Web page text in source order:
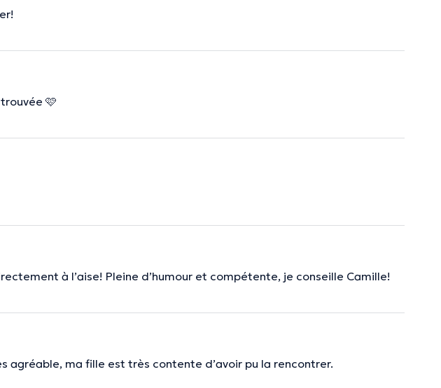
🩷
à l’aise! Pleine d’humour et compétente, je conseille Camille!
agréable, ma fille est très contente d’avoir pu la rencontrer.